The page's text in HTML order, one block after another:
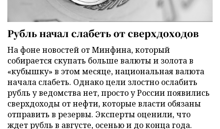
Рубль начал слабеть от сверхдоходов
На фоне новостей от Минфина, который
собирается скупать больше валюты и золота в
«кубышку» в этом месяце, национальная валюта
начала слабеть. Однако цели злостно ослабить
рубль у ведомства нет, просто у России появились
сверхдоходы от нефти, которые власти обязаны
отправить в резервы. Эксперты оценили, что
ждет рубль в августе, осенью и до конца года.